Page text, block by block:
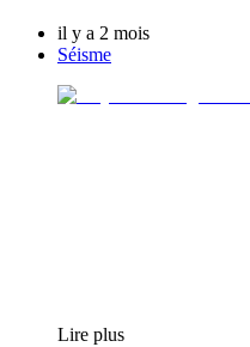
il y a 2 mois
Séisme
Lire plus